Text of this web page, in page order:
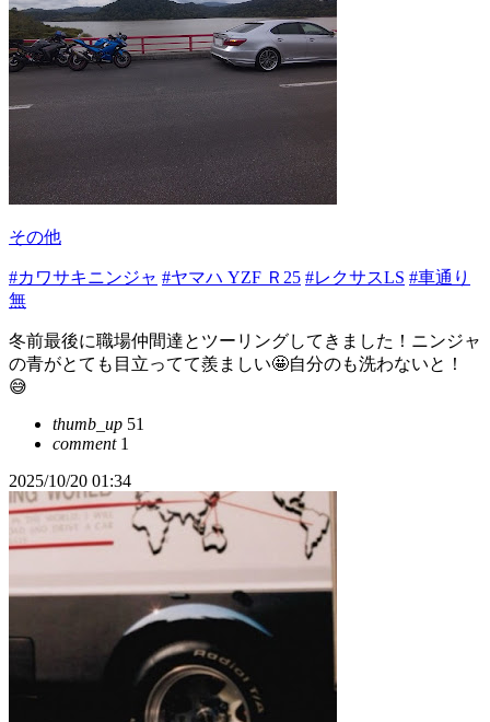
その他
#カワサキニンジャ #ヤマハ YZF Ｒ25 #レクサスLS #車通り
無
冬前最後に職場仲間達とツーリングしてきました！ニンジャ
の青がとても目立ってて羨ましい🤩自分のも洗わないと！
😅
thumb_up 51
comment1
2025/10/20 01:34